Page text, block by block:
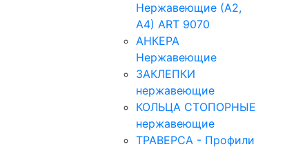
Нержавеющие (А2,
А4) ART 9070
АНКЕРА
Нержавеющие
ЗАКЛЕПКИ
нержавеющие
КОЛЬЦА СТОПОРНЫЕ
нержавеющие
ТРАВЕРСА - Профили